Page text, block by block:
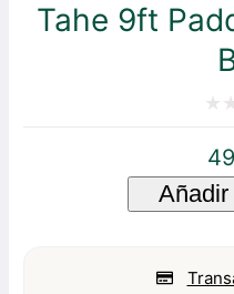
Tahe 9ft
con
0